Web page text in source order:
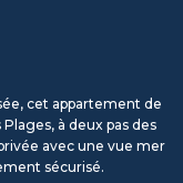
cet appartement de
à deux pas des
avec une vue mer
sécurisé.